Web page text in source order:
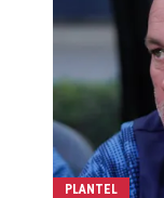
PLANTEL